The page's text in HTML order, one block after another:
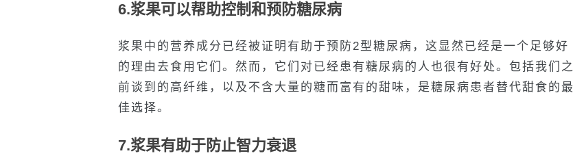
6.浆果可以帮助控制和预防糖尿病
浆果中的营养成分已经被证明有助于预防2型糖尿病，这显然已经是一个足够好
的理由去食用它们。然而，它们对已经患有糖尿病的人也很有好处。包括我们之
前谈到的高纤维，以及不含大量的糖而富有的甜味，是糖尿病患者替代甜食的最
佳选择。
7.浆果有助于防止智力衰退